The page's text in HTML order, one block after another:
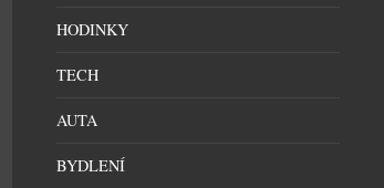
HODINKY
TECH
AUTA
BYDLENÍ